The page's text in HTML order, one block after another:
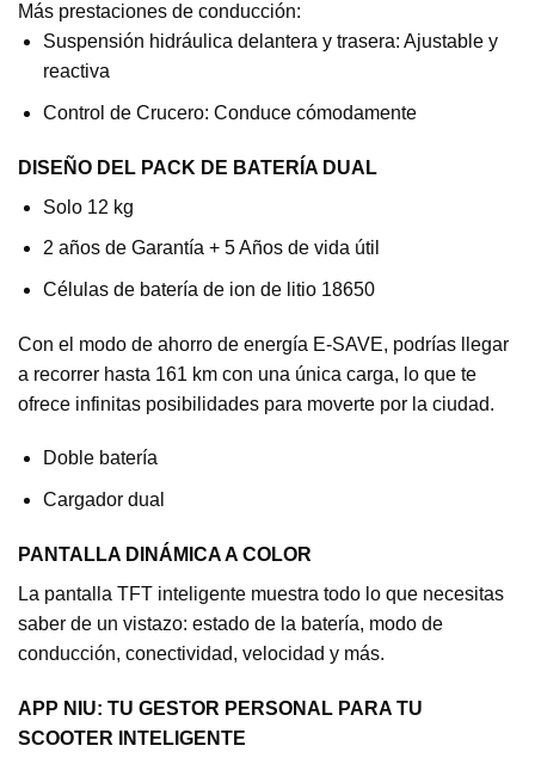
Más prestaciones de conducción:
Suspensión hidráulica delantera y trasera: Ajustable y
reactiva
Control de Crucero: Conduce cómodamente
DISEÑO DEL PACK DE BATERÍA DUAL
Solo 12 kg
2 años de Garantía + 5 Años de vida útil
Células de batería de ion de litio 18650
Con el modo de ahorro de energía E-SAVE, podrías llegar
a recorrer hasta 161 km con una única carga, lo que te
ofrece infinitas posibilidades para moverte por la ciudad.
Doble batería
Cargador dual
PANTALLA DINÁMICA A COLOR
La pantalla TFT inteligente muestra todo lo que necesitas
saber de un vistazo: estado de la batería, modo de
conducción, conectividad, velocidad y más.
APP NIU: TU GESTOR PERSONAL PARA TU
SCOOTER INTELIGENTE